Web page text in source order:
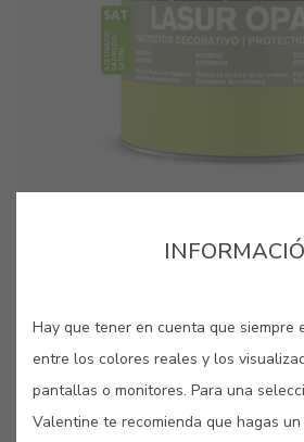
COMPARTIR
cor para aquela parede lá em casa?”.
cartões, pintados com as nossas
bastante úteis quando se pretende
cor para aquela parede lá em casa?”.
cartões, pintados com as nossas
bastante úteis quando se pretende
Hay que tener en cuenta que siempre
entre los colores reales y los
pantallas o monitores. Para una
Valentine te recomienda que hagas